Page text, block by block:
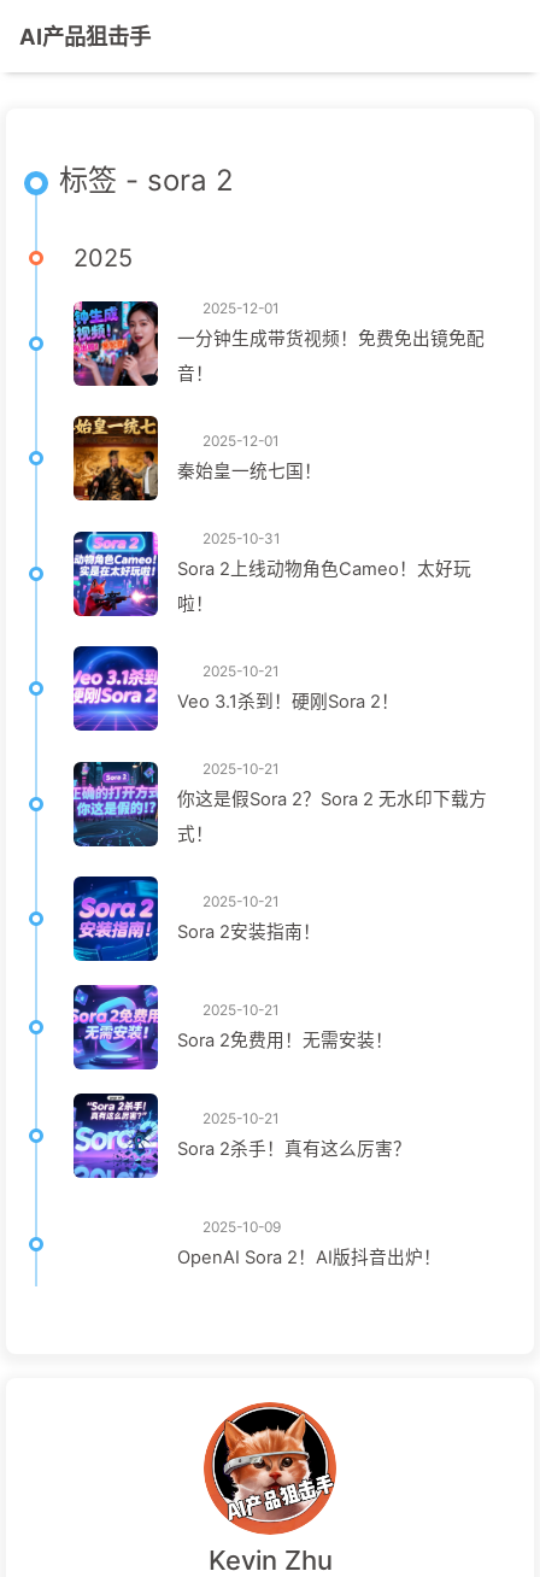
AI产品狙击手
标签 - sora 2
2025
2025-12-01
一分钟生成带货视频！免费免出镜免配
音！
2025-12-01
秦始皇一统七国！
2025-10-31
Sora 2上线动物角色Cameo！太好玩
啦！
2025-10-21
Veo 3.1杀到！硬刚Sora 2！
2025-10-21
你这是假Sora 2？Sora 2 无水印下载方
式！
2025-10-21
Sora 2安装指南！
2025-10-21
Sora 2免费用！无需安装！
2025-10-21
Sora 2杀手！真有这么厉害？
2025-10-09
OpenAI Sora 2！AI版抖音出炉！
Kevin Zhu